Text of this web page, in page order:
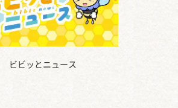
ビビッとニュース